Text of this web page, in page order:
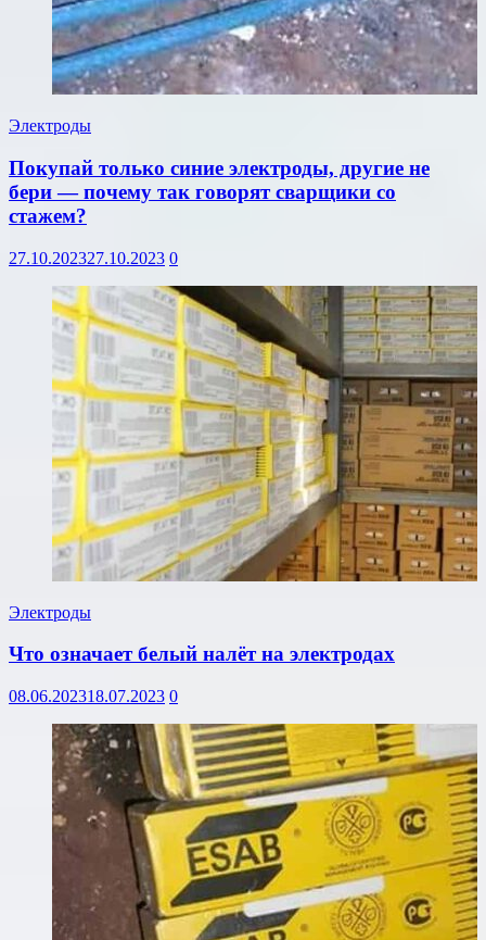
Электроды
Покупай только синие электроды, другие не
бери — почему так говорят сварщики со
стажем?
27.10.202327.10.2023 0
Электроды
Что означает белый налёт на электродах
08.06.202318.07.2023 0